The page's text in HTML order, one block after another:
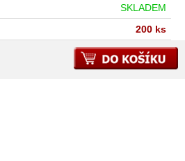
SKLADEM
200 ks